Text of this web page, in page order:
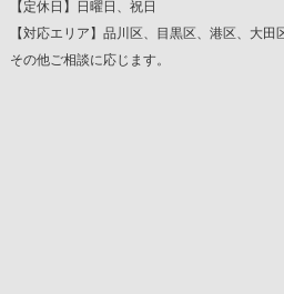
【定休日】日曜日、祝日
【対応エリア】品川区、目黒区、港区、大田
その他ご相談に応じます。